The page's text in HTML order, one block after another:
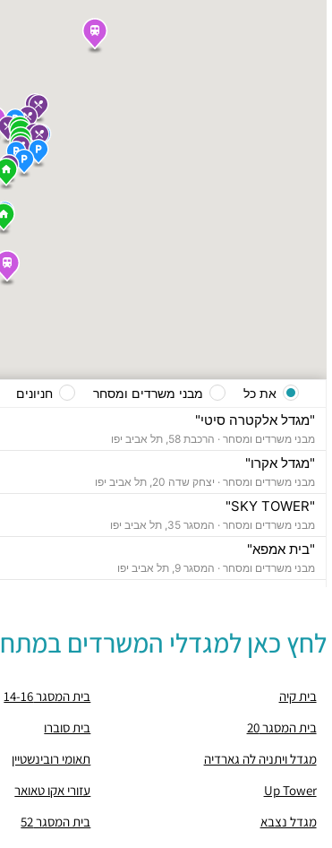
"מגדל אלקטרה סיטי"
מבני משרדים ומסחר · הרכבת 58, תל אביב יפו
"מגדל אקרו"
מבני משרדים ומסחר · יצחק שדה 20, תל אביב יפו
"SKY TOWER"
מבני משרדים ומסחר · המסגר 35, תל אביב יפו
"בית אמפא"
מבני משרדים ומסחר · המסגר 9, תל אביב יפו
"מגדל נצבא"
מבני משרדים ומסחר ·יצחק שדה 17, תל אביב יפו
מבני משרדים ומסחר ·
חניון אחוזת החוף
חניון מאזדה פורד
חניונים ·
חניונים ·הרכבת 58, תל אביב יפו
את כל מבני משרדים ומסחר חניונים
לחץ כאן למגדלי המשרדים
בית קיה בית המסגר 14-16
בית המסגר 20
בית סוברו
מגדל ויתניה לה גארדיה
תאומי רובינשטיין
Up Tower
עזורי אקו טאואר
מגדל נצבא
בית המסגר 52